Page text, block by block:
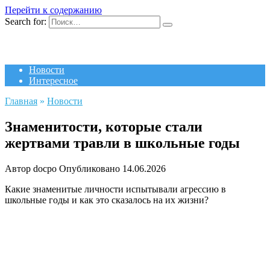
Перейти к содержанию
Search for:
Новости
Интересное
Главная » Новости
Знаменитости, которые стали
жертвами травли в школьные годы
Автор docpo Опубликовано 14.06.2026
Какие знаменитые личности испытывали агрессию в
школьные годы и как это сказалось на их жизни?